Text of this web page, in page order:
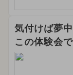
気付けば夢
この体験会